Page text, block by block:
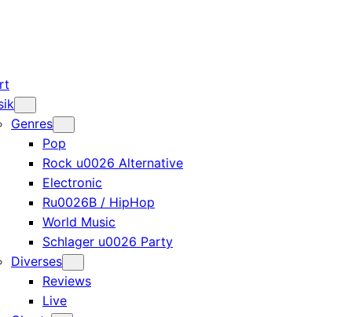
Genres
Pop
Rock u0026 Alternative
Electronic
Ru0026B / HipHop
World Music
Schlager u0026 Party
Diverses
Reviews
Live